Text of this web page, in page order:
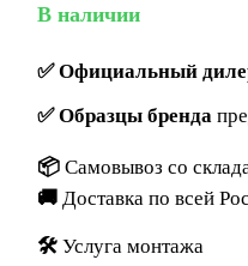
В наличии
✅Официальный
✅Образцы бренда
📦 Самовывоз со
🚚 Доставка по всей
🛠️ Услуга монтажа